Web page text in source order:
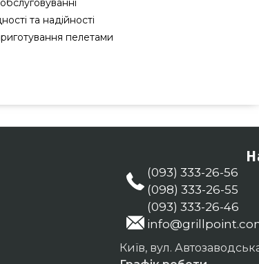
та надійності
пелетами
Дивитесь і замовляйте також Противни в інтернет
прямо зараз нашим працівникам на будь-який
(093) 333-26-56
(098) 333-26-55
(093) 333-26-46
Київ, вул.